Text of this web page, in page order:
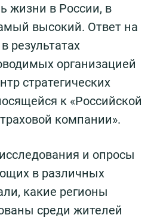
жизни в России, в
высокий. Ответ на
результатах
организацией
стратегических
к «Российской
компании».
и опросы
в различных
какие регионы
среди жителей